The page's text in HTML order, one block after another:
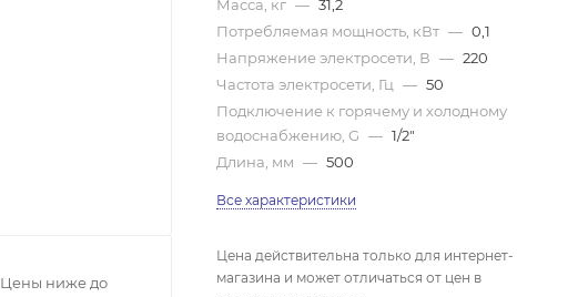
Цены ниже до
Масса, кг — 31,2
Потребляемая мощность, кВт — 0,1
Напряжение электросети, В — 220
Частота электросети, Гц — 50
Подключение к горячему и холодному
водоснабжению, G — 1/2"
Длина, мм — 500
Все характеристики
Цена действительна только для интернет-
магазина и может отличаться от цен в